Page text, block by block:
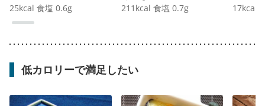
25kcal 食塩 0.6g 211 kcal 食塩 0.7g 17kcal
低カロリーで満足したい